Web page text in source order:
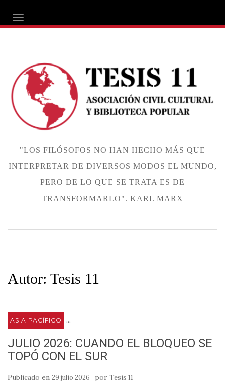
ALTERNAR NAVEGACIÓN
"LOS FILÓSOFOS NO HAN HECHO MÁS QUE
INTERPRETAR DE DIVERSOS MODOS EL MUNDO,
PERO DE LO QUE SE TRATA ES DE
TRANSFORMARLO". KARL MARX
Autor: Tesis 11
ASIA PACÍFICO ...
JULIO 2026: CUANDO EL BLOQUEO SE
TOPÓ CON EL SUR
Publicado en 29 julio 2026 por Tesis 11